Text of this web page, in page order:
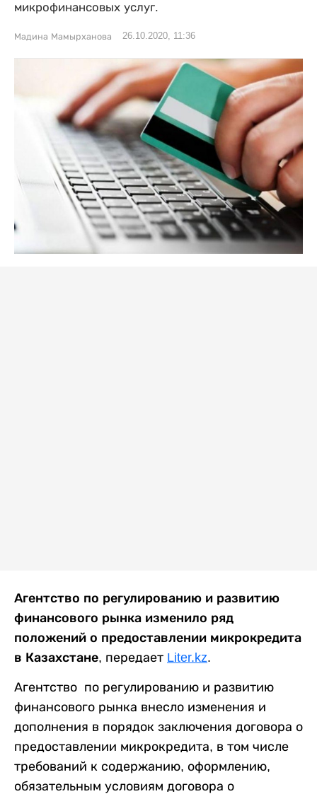
микрофинансовых услуг.
Мадина Мамырханова 26.10.2020, 11:36
Агентство по регулированию и развитию
финансового рынка изменило ряд
положений о предоставлении микрокредита
в Казахстане, передает Liter.kz.
Агентство по регулированию и развитию
финансового рынка внесло изменения и
дополнения в порядок заключения договора о
предоставлении микрокредита, в том числе
требований к содержанию, оформлению,
обязательным условиям договора о